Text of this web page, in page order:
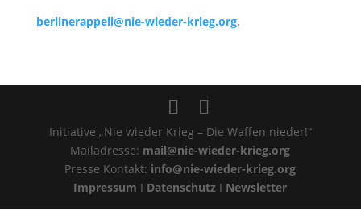
berlinerappell@nie-wieder-krieg.org.
Initiative „Nie wieder Krieg – Die Waffen nieder!“
Mailadresse: mail@nie-wieder-krieg.org
Presse Kontakt: info@nie-wieder-krieg.org
Impressum I Datenschutz I Newsletter